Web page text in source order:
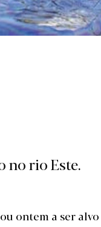
no rio Este.
ontem a ser